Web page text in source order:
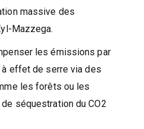
massive des
Mazzega.
les émissions par
effet de serre via des
les forêts ou les
séquestration du CO2